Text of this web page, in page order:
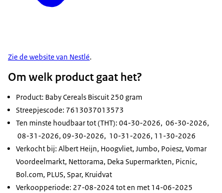
Zie de website van Nestlé.
Om welk product gaat het?
Product: Baby Cereals Biscuit 250 gram
Streepjescode: 7613037013573
Ten minste houdbaar tot (THT): 04-30-2026, 06-30-2026,
08-31-2026, 09-30-2026, 10-31-2026, 11-30-2026
Verkocht bij: Albert Heijn, Hoogvliet, Jumbo, Poiesz, Vomar
Voordeelmarkt, Nettorama, Deka Supermarkten, Picnic,
Bol.com, PLUS, Spar, Kruidvat
Verkoopperiode: 27-08-2024 tot en met 14-06-2025